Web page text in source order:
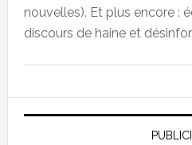
nouvelles). Et plus encore :
discours de haine et